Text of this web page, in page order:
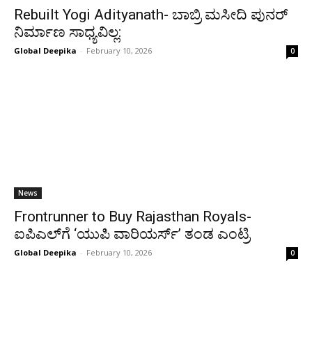
Rebuilt Yogi Adityanath- ಬಾಬ್ರಿ ಮಸೀದಿ ಪುನರ್
ನಿರ್ಮಾಣ ಸಾಧ್ಯವಿಲ್ಲ:
Global Deepika - February 10, 2026 0
News
Frontrunner to Buy Rajasthan Royals-
ಐಪಿಎಲ್​ಗೆ ‘ಯುಪಿ ವಾರಿಯರ್ಸ್’ ತಂಡ ಎಂಟ್ರಿ
Global Deepika - February 10, 2026 0